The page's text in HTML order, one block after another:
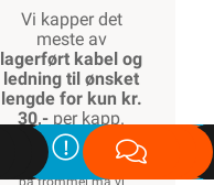
Vi kapper det
meste av
lagerført kabel og
ledning til ønsket
lengde for kun kr.
30,- per kapp.
Kapping av ikke
lagerført spesialkabel
på trommel må vi